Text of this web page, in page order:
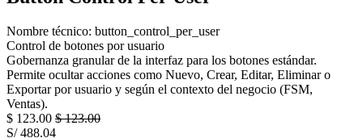
Nombre técnico: button_control_per_user
Control de botones por usuario
Gobernanza granular de la interfaz para los botones estándar.
Permite ocultar acciones como Nuevo, Crear, Editar, Eliminar o
Exportar por usuario y según el contexto del negocio (FSM,
Ventas).
$ 123.00 $123.00
S/488.04